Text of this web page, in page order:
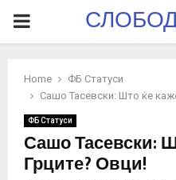
PRIMARY
Home
ФБ Статуси
Сашо Тасевски: Што ќе
ФБ Статуси
Сашо Тасевски:
Грците? Овци!